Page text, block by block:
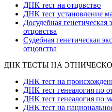
ДНК тест на отцовство
ДНК тест установление
Досудебная генетическая
отцовства
Судебная генетическая
отцовства
ДНК ТЕСТЫ НА
ДНК тест на
ДНК тест генеалогия по
ДНК тест генеалогия по
ДНК тест на